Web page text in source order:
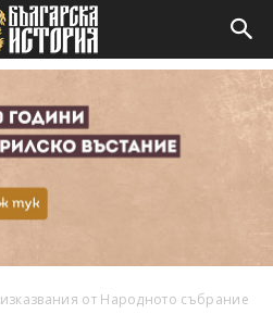
изказвания от Народното събрание